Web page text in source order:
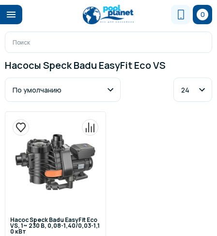
0
Насосы Speck Badu EasyFit Eco VS
Насос Speck Badu EasyFit Eco
VS, 1~ 230 В, 0,08-1,40/0,03-1,1
0 кВт